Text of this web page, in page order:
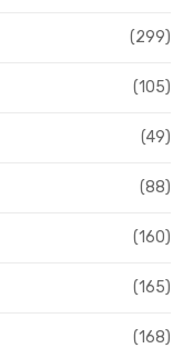
(299)
(105)
(49)
(88)
(160)
(165)
(168)